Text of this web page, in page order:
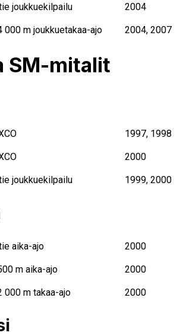
joukkuekilpailu 2004
000 m joukkuetakaa-ajo 2004, 2007
SM-mitalit
1997, 1998
2000
joukkuekilpailu 1999, 2000
aika-ajo 2000
m aika-ajo 2000
000 m takaa-ajo 2000